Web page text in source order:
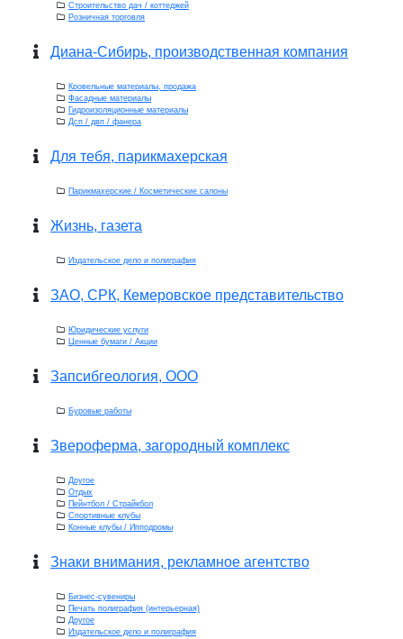
Строительство дач / коттеджей
Розничная торговля
Диана-Сибирь, производственная компания
Кровельные материалы, продажа
Фасадные материалы
Гидроизоляционные материалы
Дсп / двп / фанера
Для тебя, парикмахерская
Парикмахерские / Косметические салоны
Жизнь, газета
Издательское дело и полиграфия
ЗАО, СРК, Кемеровское представительство
Юридические услуги
Ценные бумаги / Акции
Запсибгеология, ООО
Буровые работы
Звероферма, загородный комплекс
Другое
Отдых
Пейнтбол / Страйкбол
Спортивные клубы
Конные клубы / Ипподромы
Знаки внимания, рекламное агентство
Бизнес-сувениры
Печать полиграфия (интерьерная)
Другое
Издательское дело и полиграфия